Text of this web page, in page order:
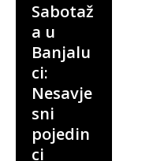
Sabotaž
a u
Banjalu
ci:
Nesavje
sni
pojedin
ci